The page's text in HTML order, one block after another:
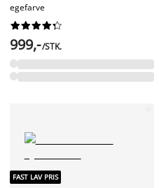
egefarve






999,-/STK.
FAST LAV PRIS